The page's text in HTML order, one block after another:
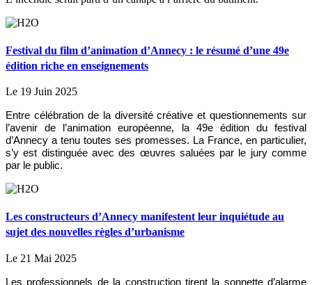
Festival du film d’animation d’Annecy : le résumé d’une 49e
édition riche en enseignements
Le 19 Juin 2025
Entre célébration de la diversité créative et questionnements sur
l’avenir de l’animation européenne, la 49e édition du festival
d’Annecy a tenu toutes ses promesses. La France, en particulier,
s’y est distinguée avec des œuvres saluées par le jury comme
par le public.
Les constructeurs d’Annecy manifestent leur inquiétude au
sujet des nouvelles règles d’urbanisme
Le 21 Mai 2025
Les professionnels de la construction tirent la sonnette d’alarme